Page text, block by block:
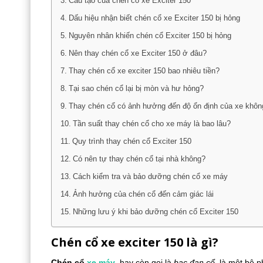
Dấu hiệu nhận biết chén cổ xe Exciter 150 bị hỏng
Nguyên nhân khiến chén cổ Exciter 150 bị hỏng
Nên thay chén cổ xe Exciter 150 ở đâu?
Thay chén cổ xe exciter 150 bao nhiêu tiền?
Tại sao chén cổ lại bị mòn và hư hỏng?
Thay chén cổ có ảnh hưởng đến độ ổn định của xe
Tần suất thay chén cổ cho xe máy là bao lâu?
Quy trình thay chén cổ Exciter 150
Có nên tự thay chén cổ tại nhà không?
Cách kiểm tra và bảo dưỡng chén cổ xe máy
Ảnh hưởng của chén cổ đến cảm giác lái
Những lưu ý khi bảo dưỡng chén cổ Exciter 150
Chén cổ xe exciter 150 là gì?